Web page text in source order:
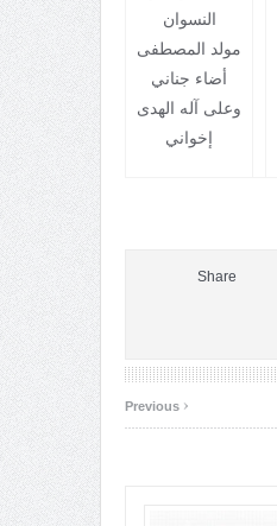
النسوان
مولد المصطفى
أضاء جناني
وعلى آله الهدى
إخواني
Share
‹